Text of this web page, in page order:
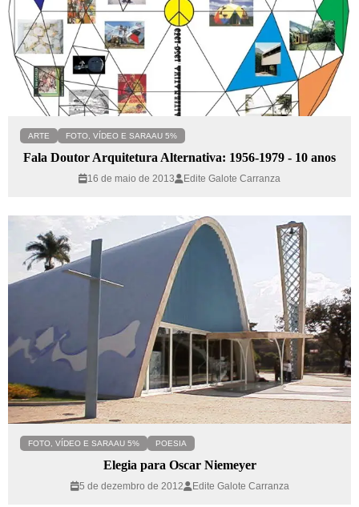
ARTE FOTO, VÍDEO E SARAAU 5%
Fala Doutor Arquitetura Alternativa: 1956-1979 - 10 anos
16 de maio de 2013 Edite Galote Carranza
FOTO, VÍDEO E SARAAU 5% POESIA
Elegia para Oscar Niemeyer
5 de dezembro de 2012 Edite Galote Carranza